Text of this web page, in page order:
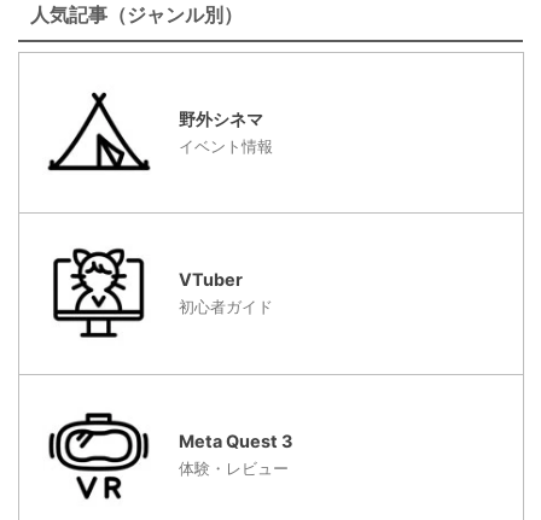
人気記事（ジャンル別）
野外シネマ
イベント情報
VTuber
初心者ガイド
Meta Quest 3
体験・レビュー